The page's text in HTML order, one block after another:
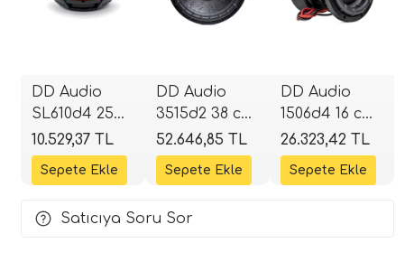
DD Audio
SL610d4 25
cm Slim
Subwoofer |
1000W RMS |
4+4 Ohm |
10.529,37 TL
DD Audio
3515d2 38 cm
Subwoofer |
1200W RMS |
4800W Peak |
SPLHIFI
52.646,85 TL
DD Audio
1506d4 16 cm
Subwoofer
(600W RMS) |
SPLHIFI
26.323,42 TL
Satıcıya Soru Sor